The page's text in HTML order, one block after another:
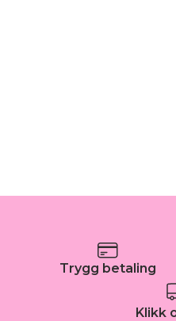
Trygg betaling
Klikk